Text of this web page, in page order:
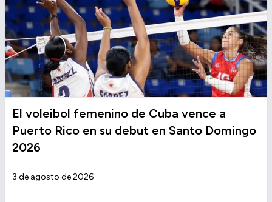
El voleibol femenino de Cuba vence a
Puerto Rico en su debut en Santo Domingo
2026
3 de agosto de 2026